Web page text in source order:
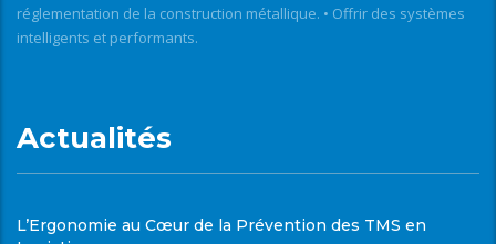
réglementation de la construction métallique. • Offrir des systèmes
intelligents et performants.
Actualités
L’Ergonomie au Cœur de la Prévention des TMS en